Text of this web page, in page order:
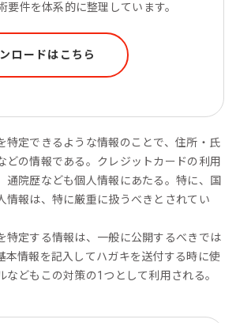
要件を体系的に整理しています。
ロードはこちら
特定できるような情報のことで、住所・氏
どの情報である。クレジットカードの利用
通院歴なども個人情報にあたる。特に、国
情報は、特に厳重に扱うべきとされてい
特定する情報は、一般に公開するべきでは
本情報を記入してハガキを送付する時に使
などもこの対策の1つとして利用される。